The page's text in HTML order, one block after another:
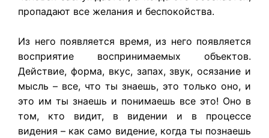
пропадают все желания и беспокойства.
Из него появляется время, из него появляется
восприятие воспринимаемых объектов.
Действие, форма, вкус, запах, звук, осязание и
мысль – все, что ты знаешь, это только оно, и
это им ты знаешь и понимаешь все это! Оно в
том, кто видит, в видении и в процессе
видения – как само видение, когда ты познаешь